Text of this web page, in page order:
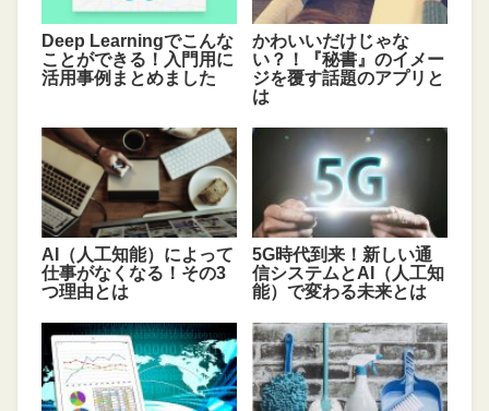
Deep Learningでこんな
ことができる！入門用に
活用事例まとめました
かわいいだけじゃな
い？！『秘書』のイメー
ジを覆す話題のアプリと
は
AI（人工知能）によって
仕事がなくなる！その3
つ理由とは
5G時代到来！新しい通
信システムとAI（人工知
能）で変わる未来とは